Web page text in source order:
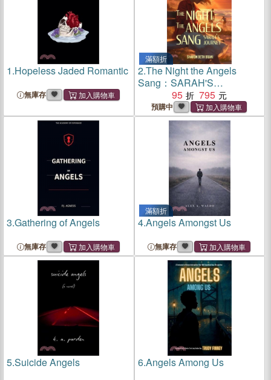
1.Hopeless Jaded Romantic
無庫存
滿額折
2.The Night the Angels
Sang：SARAH'S
JOURNEY
95 795
預購中
3.Gathering of Angels
無庫存
滿額折
4.Angels Amongst Us
無庫存
5.Suicide Angels 6.Angels Among Us